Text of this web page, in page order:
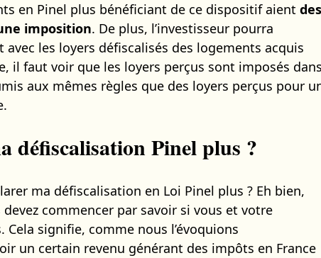
en Pinel plus bénéficiant de ce dispositif aient des
imposition. De plus, l’investisseur pourra
les loyers défiscalisés des logements acquis
il faut voir que les loyers perçus sont imposés
aux mêmes règles que des loyers perçus pour
défiscalisation Pinel plus ?
ma défiscalisation en Loi Pinel plus ? Eh bien,
devez commencer par savoir si vous et votre
signifie, comme nous l’évoquions
un certain revenu générant des impôts en France